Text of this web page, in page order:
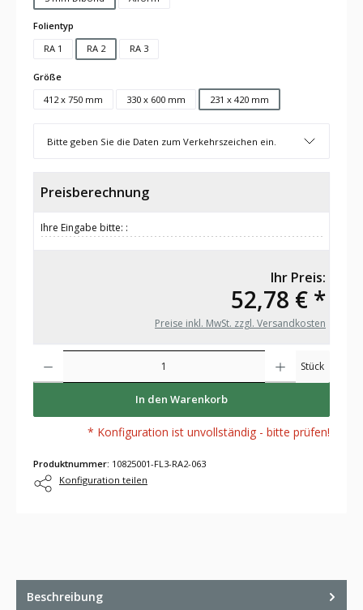
Folientyp
RA 1
RA 2 RA 3
Größeauswählen
412 x 750 mm
330 x 600 mm 231 x 420 mm
Bitte geben Sie die Daten zum Verkehrszeichen ein.
Preisberechnung
Ihre Eingabe bitte: :
Ihr Preis:
52,78 € *
Preise inkl. MwSt. zzgl. Versandkosten
Produkt Anzahl: Gib den gewünschten Wert ein oder benutze die Schaltflächen um die
Stück
In den Warenkorb
* Konfiguration ist unvollständig - bitte prüfen!
Produktnummer: 10825001-FL3-RA2-063
Konfiguration teilen
Beschreibung